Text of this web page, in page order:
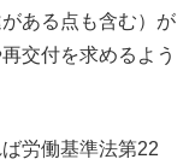
ある点も含む）が
交付を求めるよう
労働基準法第22